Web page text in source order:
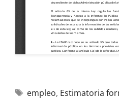
empleo, Estimatoria